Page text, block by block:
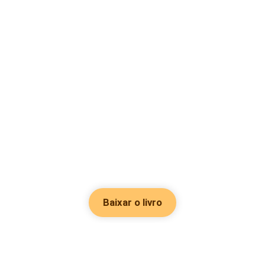
Baixar o livro